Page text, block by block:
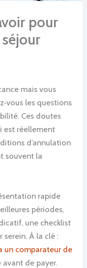
pour
mais vous
les questions
Ces doutes
est réellement
d’annulation
souvent la
rapide
périodes,
une checklist
serein. À la clé :
un comparateur de
de payer.